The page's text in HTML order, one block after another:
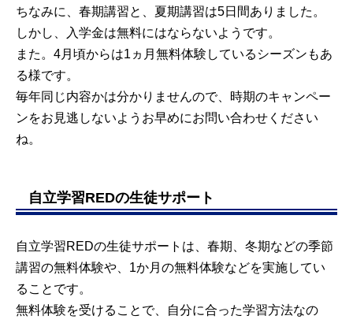
ちなみに、春期講習と、夏期講習は5日間ありました。
しかし、入学金は無料にはならないようです。
また。4月頃からは1ヵ月無料体験しているシーズンもあ
る様です。
毎年同じ内容かは分かりませんので、時期のキャンペー
ンをお見逃しないようお早めにお問い合わせください
ね。
自立学習REDの生徒サポート
自立学習REDの生徒サポートは、春期、冬期などの季節
講習の無料体験や、1か月の無料体験などを実施してい
ることです。
無料体験を受けることで、自分に合った学習方法なの